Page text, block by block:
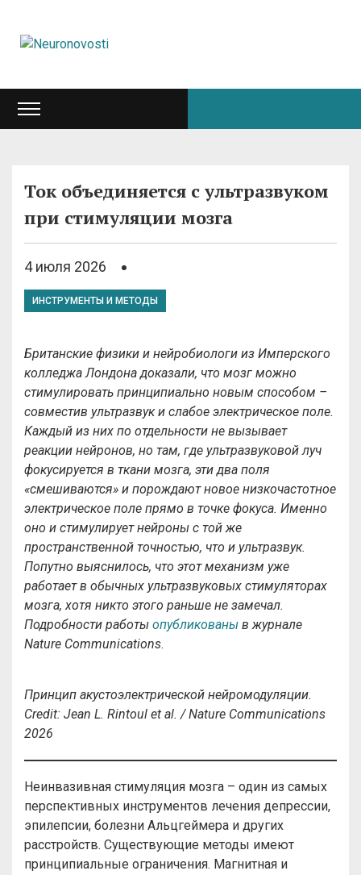
Ток объединяется с ультразвуком
при стимуляции мозга
4 июля 2026
ИНСТРУМЕНТЫ И МЕТОДЫ
Британские физики и нейробиологи из Имперского
колледжа Лондона доказали, что мозг можно
стимулировать принципиально новым способом –
совместив ультразвук и слабое электрическое поле.
Каждый из них по отдельности не вызывает
реакции нейронов, но там, где ультразвуковой луч
фокусируется в ткани мозга, эти два поля
«смешиваются» и порождают новое низкочастотное
электрическое поле прямо в точке фокуса. Именно
оно и стимулирует нейроны с той же
пространственной точностью, что и ультразвук.
Попутно выяснилось, что этот механизм уже
работает в обычных ультразвуковых стимуляторах
мозга, хотя никто этого раньше не замечал.
Подробности работы опубликованы в журнале
Nature Communications.
Принцип акустоэлектрической нейромодуляции.
Credit: Jean L. Rintoul et al. / Nature Communications
2026
Неинвазивная стимуляция мозга – один из самых
перспективных инструментов лечения депрессии,
эпилепсии, болезни Альцгеймера и других
расстройств. Существующие методы имеют
принципиальные ограничения. Магнитная и